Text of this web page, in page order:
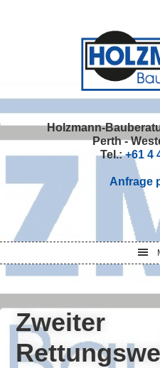
Holzmann-
Perth -
Tel.:+61 4
Anfrage
Zweiter